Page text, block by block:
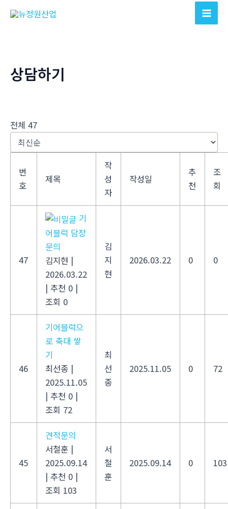
Main
상담하기
전체 47
번
호
제목
작
성
자
작성일
추
천
조
회
47
기
어블럭 담장
문의
김지현 |
2026.03.22
| 추천 0 |
조회 0
김
지
현
2026.03.22 0 0
46
기어블럭으
로 축대 쌓
기
최선종 |
2025.11.05
| 추천 0 |
조회 72
최
선
종
2025.11.05 0 72
45
견적문의
서철훈 |
2025.09.14
| 추천 0 |
조회 103
서
철
훈
2025.09.14 0 103